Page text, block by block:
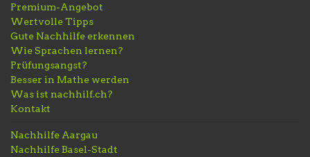
Premium-Angebot
Wertvolle Tipps
Gute Nachhilfe erkennen
Wie Sprachen lernen?
Prüfungsangst?
Besser in Mathe werden
Was ist nachhilf.ch?
Kontakt
Nachhilfe Aargau
Nachhilfe Basel-Stadt